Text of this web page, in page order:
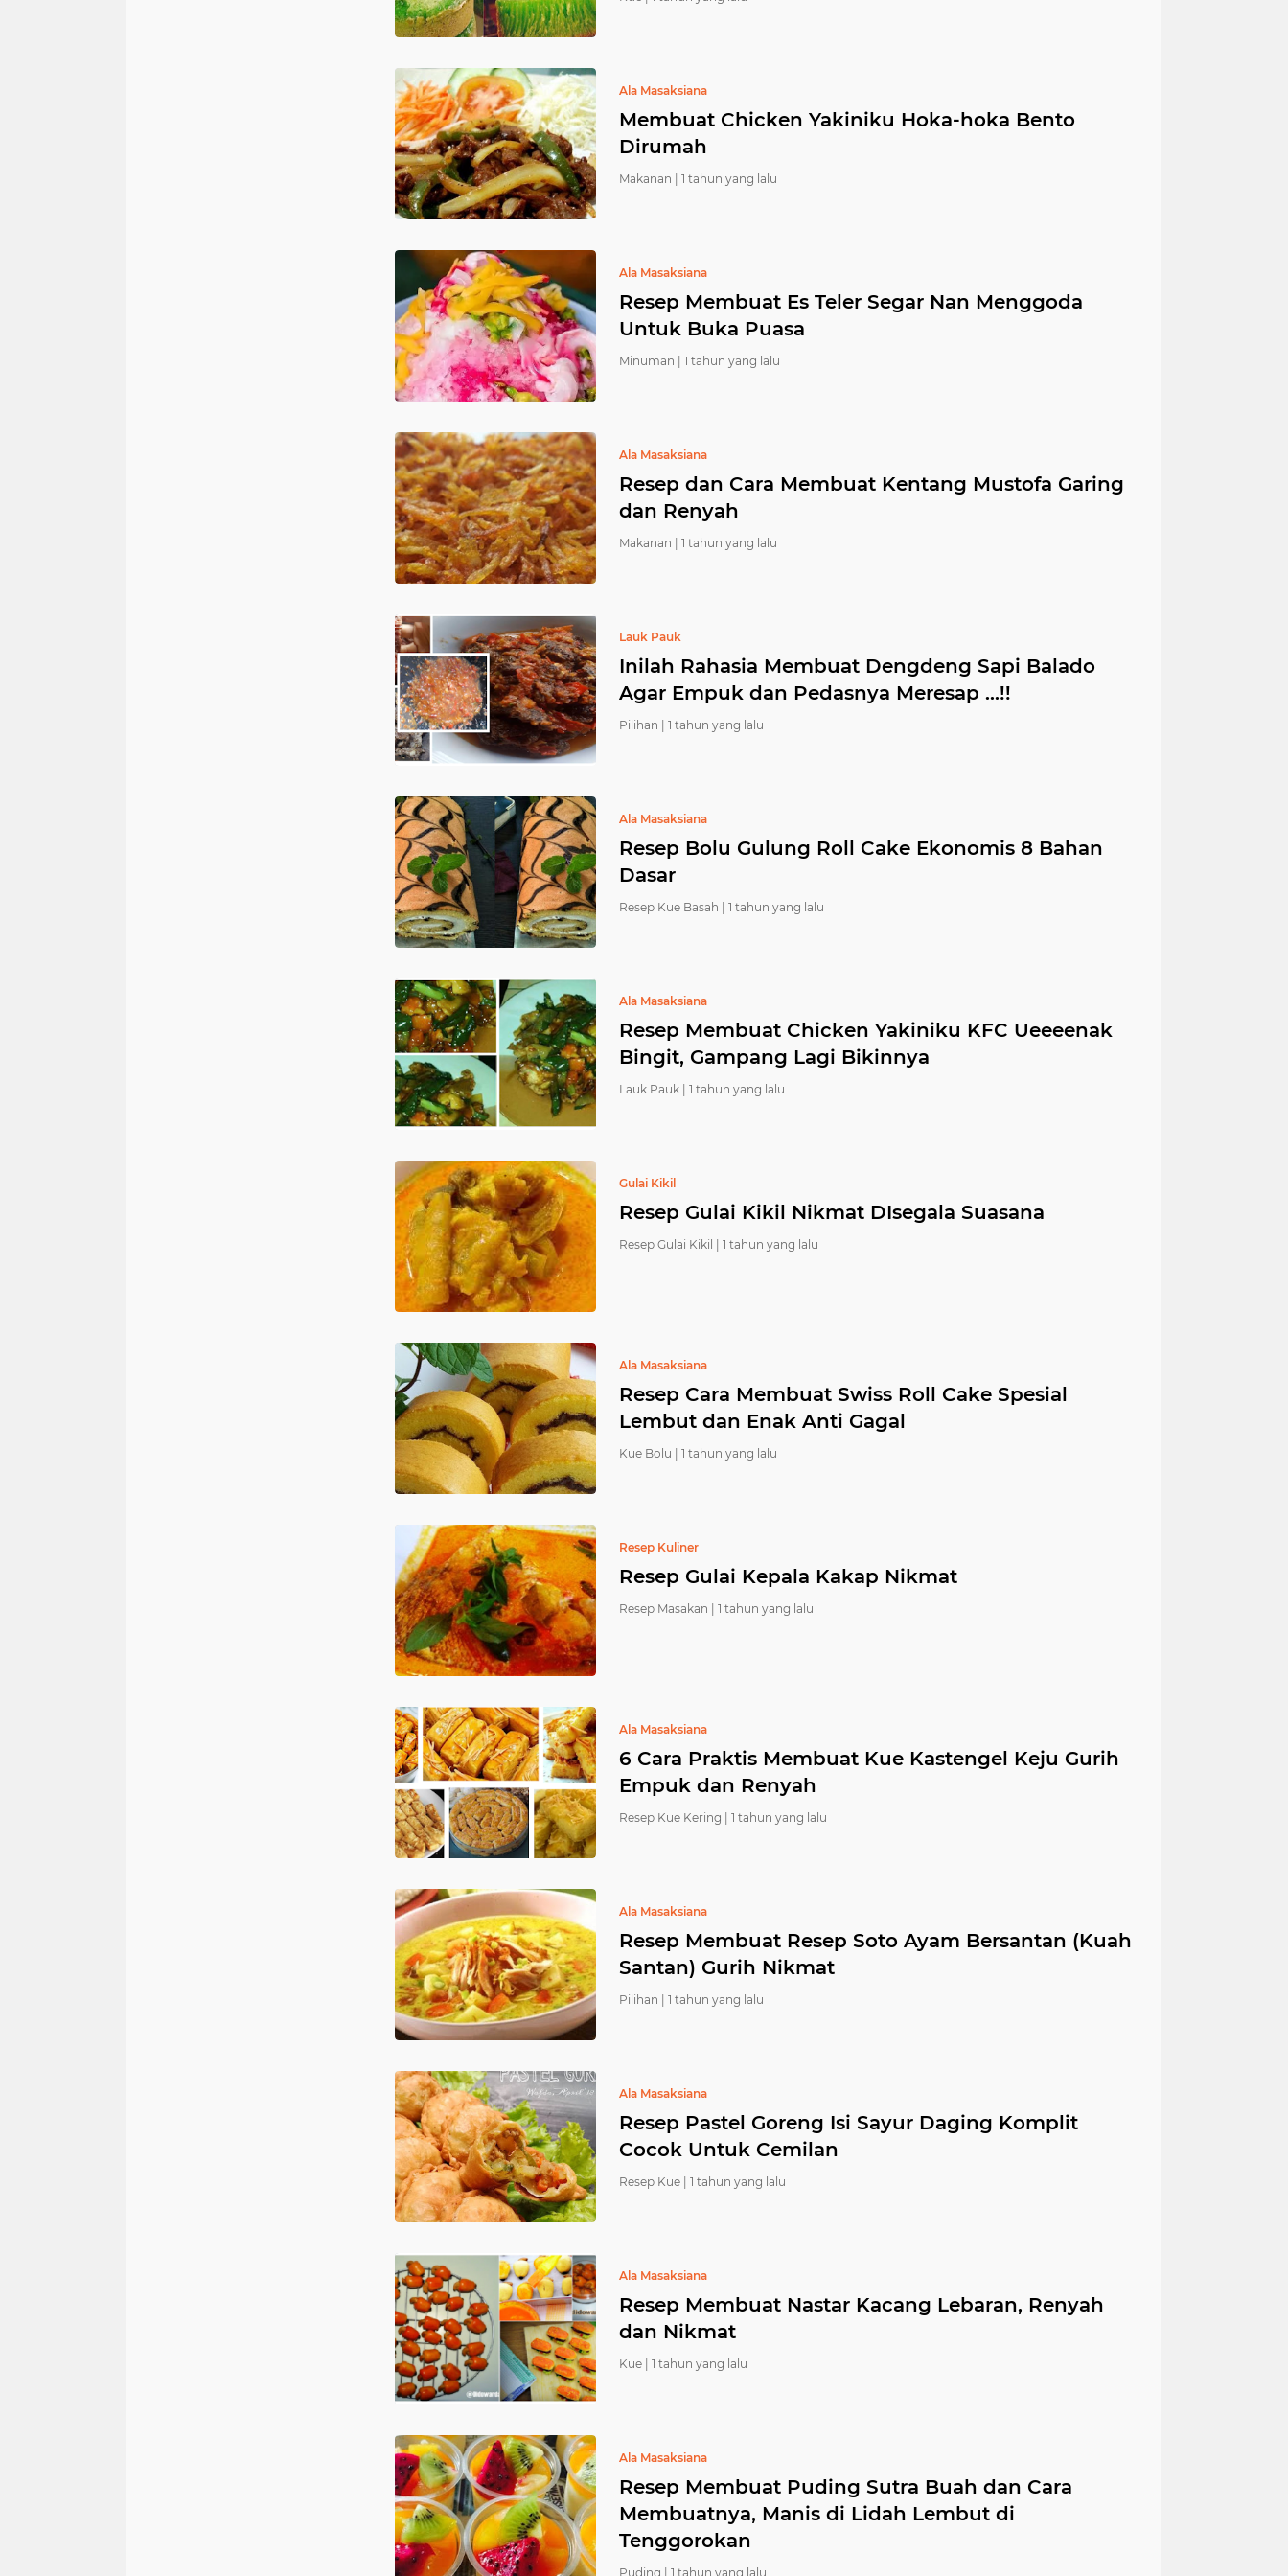
Ala Masaksiana
Membuat Chicken Yakiniku Hoka-hoka Bento
Dirumah
Makanan | 1 tahun yang lalu
Ala Masaksiana
Resep Membuat Es Teler Segar Nan Menggoda
Untuk Buka Puasa
Minuman | 1 tahun yang lalu
Ala Masaksiana
Resep dan Cara Membuat Kentang Mustofa Garing
dan Renyah
Makanan | 1 tahun yang lalu
Lauk Pauk
Inilah Rahasia Membuat Dengdeng Sapi Balado
Agar Empuk dan Pedasnya Meresap ...!!
Pilihan | 1 tahun yang lalu
Ala Masaksiana
Resep Bolu Gulung Roll Cake Ekonomis 8 Bahan
Dasar
Resep Kue Basah | 1 tahun yang lalu
Ala Masaksiana
Resep Membuat Chicken Yakiniku KFC Ueeeenak
Bingit, Gampang Lagi Bikinnya
Lauk Pauk | 1 tahun yang lalu
Gulai Kikil
Resep Gulai Kikil Nikmat DIsegala Suasana
Resep Gulai Kikil | 1 tahun yang lalu
Ala Masaksiana
Resep Cara Membuat Swiss Roll Cake Spesial
Lembut dan Enak Anti Gagal
Kue Bolu | 1 tahun yang lalu
Resep Kuliner
Resep Gulai Kepala Kakap Nikmat
Resep Masakan | 1 tahun yang lalu
Ala Masaksiana
6 Cara Praktis Membuat Kue Kastengel Keju Gurih
Empuk dan Renyah
Resep Kue Kering | 1 tahun yang lalu
Ala Masaksiana
Resep Membuat Resep Soto Ayam Bersantan (Kuah
Santan) Gurih Nikmat
Pilihan | 1 tahun yang lalu
Ala Masaksiana
Resep Pastel Goreng Isi Sayur Daging Komplit
Cocok Untuk Cemilan
Resep Kue | 1 tahun yang lalu
Ala Masaksiana
Resep Membuat Nastar Kacang Lebaran, Renyah
dan Nikmat
Kue | 1 tahun yang lalu
Ala Masaksiana
Resep Membuat Puding Sutra Buah dan Cara
Membuatnya, Manis di Lidah Lembut di
Tenggorokan
Puding | 1 tahun yang lalu